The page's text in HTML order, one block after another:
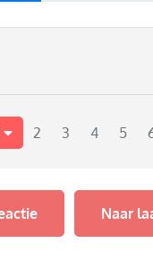
2 3 4 5
Naar